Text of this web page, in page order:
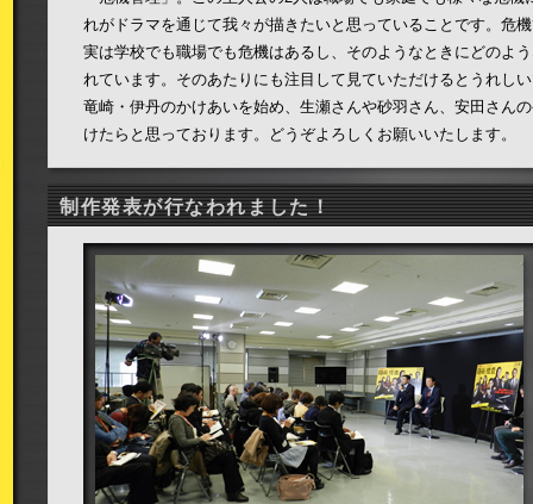
れがドラマを通じて我々が描きたいと思っていることです。危
実は学校でも職場でも危機はあるし、そのようなときにどのよ
れています。そのあたりにも注目して見ていただけるとうれし
竜崎・伊丹のかけあいを始め、生瀬さんや砂羽さん、安田さん
けたらと思っております。どうぞよろしくお願いいたします。
制作発表が行なわれました！